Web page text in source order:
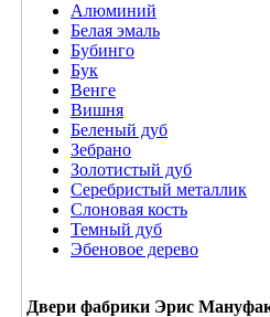
Алюминий
Белая эмаль
Бубинго
Бук
Венге
Вишня
Беленый дуб
Зебрано
Золотистый дуб
Серебристый металлик
Слоновая кость
Темный дуб
Эбеновое дерево
Двери фабрики Эрис